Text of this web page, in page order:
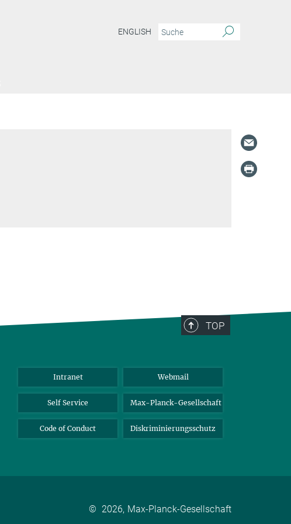
ENGLISH
TOP
Intranet Webmail
Self Service Max-Planck-Gesellschaft
Code of Conduct Diskriminierungsschutz
© 2026, Max-Planck-Gesellschaft